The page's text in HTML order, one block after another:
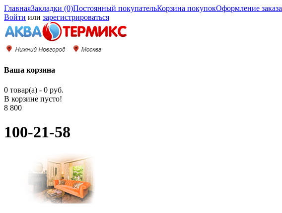
ГлавнаяЗакладки (0)Постоянный покупательКорзина покупокОформление заказа
Войти или зарегистрироваться
Ваша корзина
0 товар(а) - 0 руб.
В корзине пусто!
8 800
100-21-58